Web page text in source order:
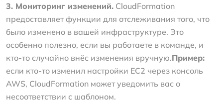
3. Мониторинг изменений. CloudFormation
предоставляет функции для отслеживания того, что
было изменено в вашей инфраструктуре. Это
особенно полезно, если вы работаете в команде, и
кто-то случайно внёс изменения вручную.Пример:
если кто-то изменил настройки EC2 через консоль
AWS, CloudFormation может уведомить вас о
несоответствии с шаблоном.